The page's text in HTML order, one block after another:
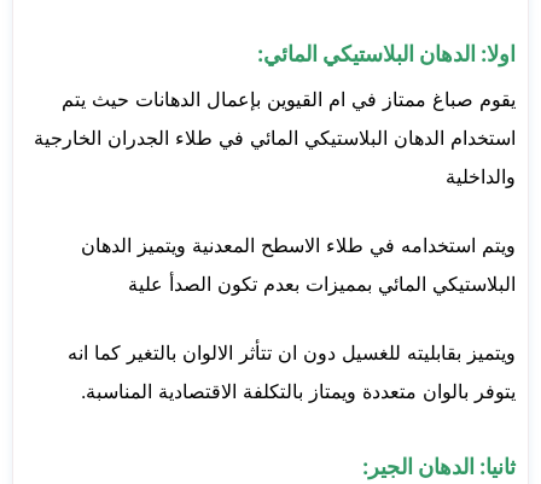
اولا: الدهان البلاستيكي المائي:
يقوم صباغ ممتاز في ام القيوين بإعمال الدهانات حيث يتم
استخدام الدهان البلاستيكي المائي في طلاء الجدران الخارجية
والداخلية
ويتم استخدامه في طلاء الاسطح المعدنية ويتميز الدهان
البلاستيكي المائي بمميزات بعدم تكون الصدأ علية
ويتميز بقابليته للغسيل دون ان تتأثر الالوان بالتغير كما انه
يتوفر بالوان متعددة ويمتاز بالتكلفة الاقتصادية المناسبة.
ثانيا: الدهان الجير: